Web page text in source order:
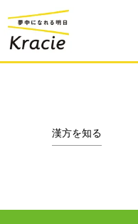
漢方を知る